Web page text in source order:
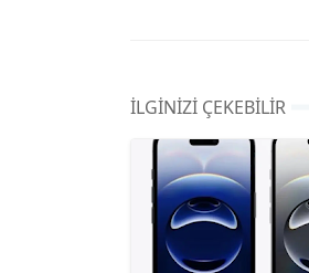
İLGINIZI ÇEKEBILIR